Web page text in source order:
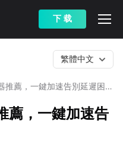
下 载
推薦，一鍵加速告別延遲困
繁體中文
薦，一鍵加速告